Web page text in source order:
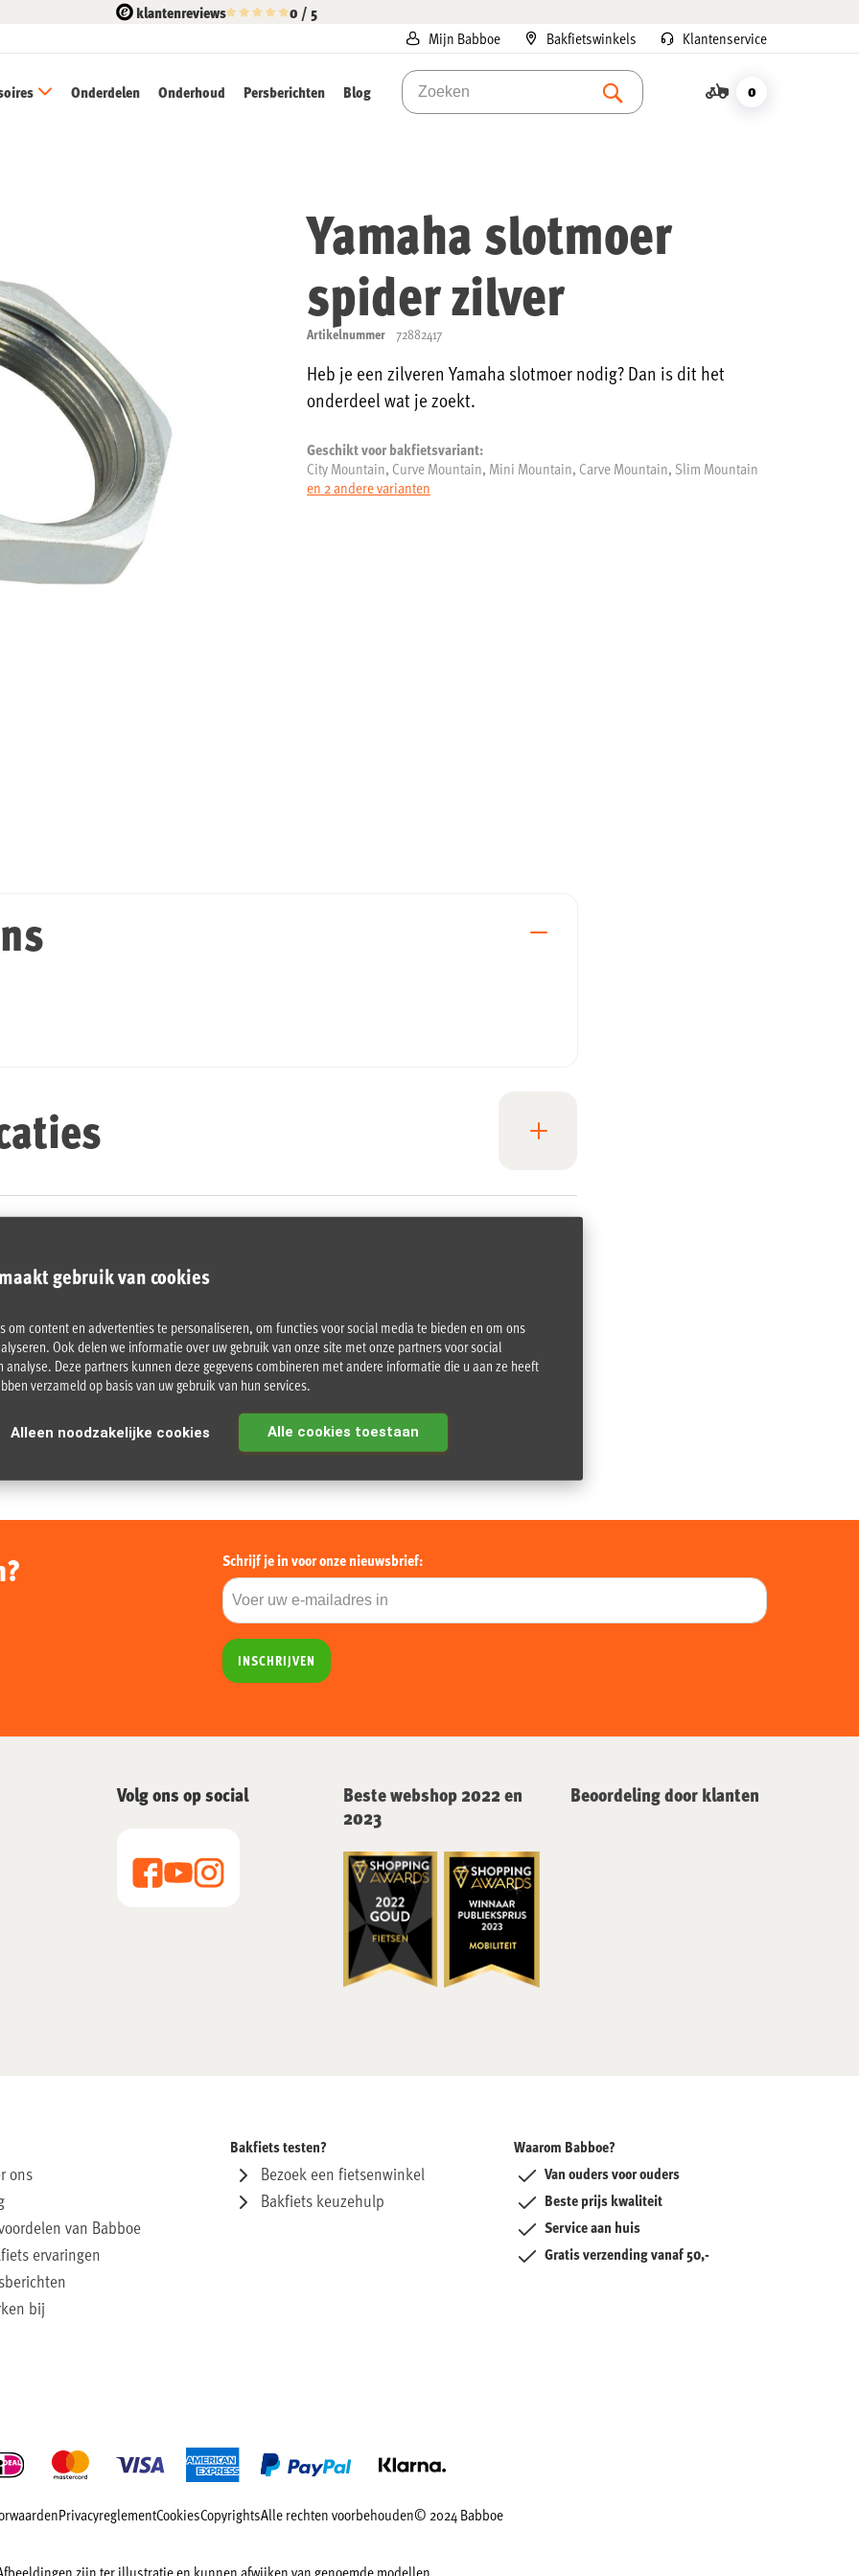
gebruik van cookies
om content en advertenties te personaliseren, om functies voor social media te bieden en om ons
Ook delen we informatie over uw gebruik van onze site met onze partners voor social
analyse. Deze partners kunnen deze gegevens combineren met andere informatie die u aan ze heeft
verzameld op basis van uw gebruik van hun services.
Alleen noodzakelijke cookies Alle cookies toestaan
klantenreviews 0 / 5
Mijn Babboe Bakfietswinkels KlantenserviceGa
Onderdelen Onderhoud Persberichten Blog
Mijn
0
Yamaha slotmoer
spider zilver
Artikelnummer 72882417
Heb je een zilveren Yamaha slotmoer nodig? Dan is dit het
onderdeel wat je zoekt.
Geschikt voor bakfietsvariant:
City Mountain, Curve Mountain, Mini Mountain, Carve Mountain, Slim Mountain
en 2 andere varianten
Schrijf je in voor onze nieuwsbrief:
INSCHRIJVEN
Volg ons op social
Beste webshop 2022 en
2023
Beoordeling door klanten
ons
van Babboe
ervaringen
bij
Bakfiets testen?
Bezoek een fietsenwinkel
Bakfiets keuzehulp
Waarom Babboe?
Van ouders voor ouders
Beste prijs kwaliteit
Service aan huis
Gratis verzending vanaf 50,-
PrivacyreglementCookiesCopyrightsAlle rechten voorbehouden© 2024 Babboe
zijn ter illustratie en kunnen afwijken van genoemde modellen.